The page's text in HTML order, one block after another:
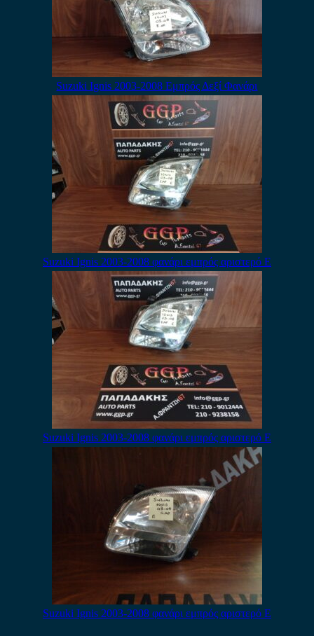
Suzuki Ignis 2003-2008 Εμπρός Δεξί Φανάρι
Suzuki Ignis 2003-2008 φανάρι εμπρός αριστερό Ε
Suzuki Ignis 2003-2008 φανάρι εμπρός αριστερό Ε
Suzuki Ignis 2003-2008 φανάρι εμπρός αριστερό E